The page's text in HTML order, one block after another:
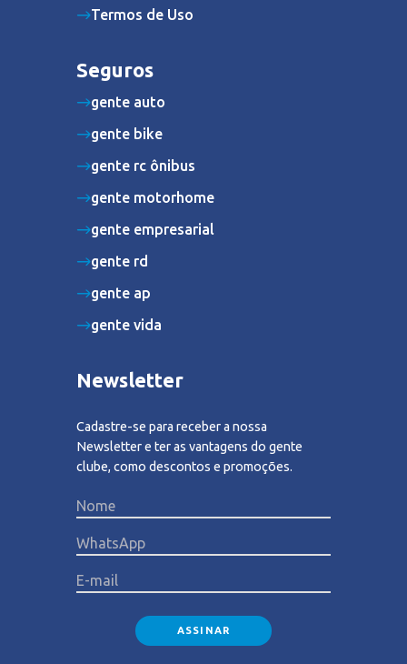
Termos de Uso
Seguros
gente auto
gente bike
gente rc ônibus
gente motorhome
gente empresarial
gente rd
gente ap
gente vida
Newsletter
Cadastre-se para receber a nossa
Newsletter e ter as vantagens do gente
clube, como descontos e promoções.